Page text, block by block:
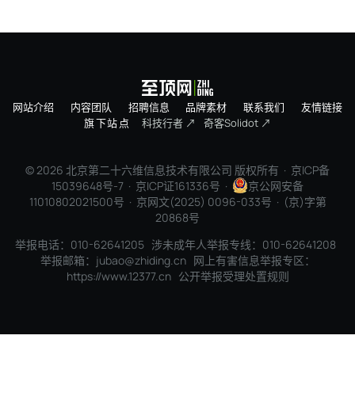
网站介绍 内容团队 招聘信息 品牌素材 联系我们
友情链接
旗下站点
科技行者 ↗ 奇客Solidot ↗
© 2026 北京第二十六维信息技术有限公司 版权所有 · 京ICP备
15039648号-7 · 京ICP证161336号 ·
京公网安备
11010802021500号 · 京网文(2025) 0096-033号 · (京)字第
20868号
举报电话：010-62641205 涉未成年人举报专线：010-62641208
举报邮箱：jubao@zhiding.cn 网上有害信息举报专区：
https://www.12377.cn 公开举报受理处置规则